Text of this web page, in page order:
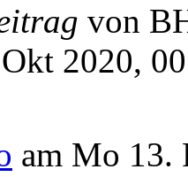
von
2020,
am Mo 13.